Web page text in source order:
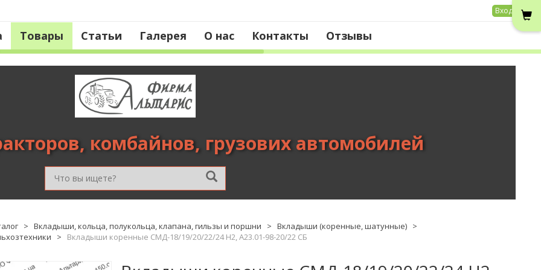
Вход
Товары Статьи Галерея О нас Контакты Отзывы
комбайнов, грузових автомобилей
> Вкладыши, кольца, полукольца, клапана, гильзы и поршни > Вкладыши (коренные, шатунные) >
> Вкладыши коренные СМД-18/19/20/22/24 Н2, А23.01-98-20/22 СБ